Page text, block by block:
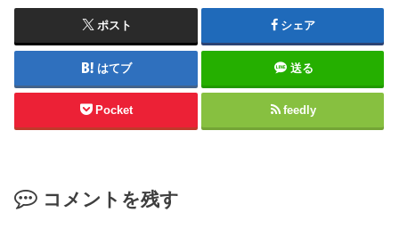
ポスト シェア
はてブ 送る
Pocket feedly
コメントを残す